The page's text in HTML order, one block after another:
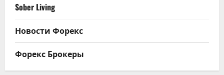
Sober Living
Новости Форекс
Форекс Брокеры